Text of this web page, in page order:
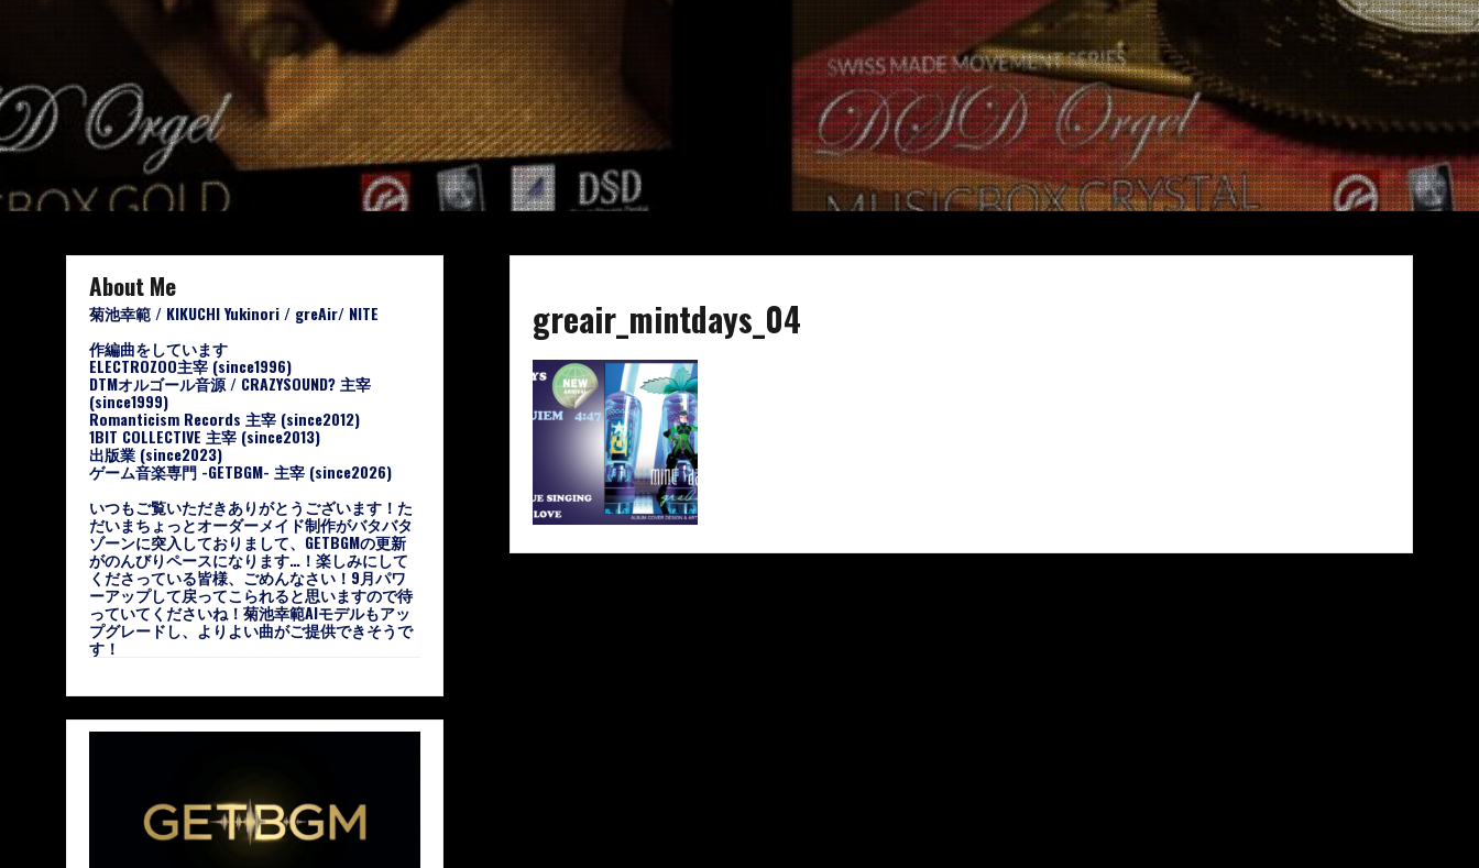
greair_mintdays_04
About Me
菊池幸範 / KIKUCHI Yukinori / greAir/ NITE
作編曲をしています
ELECTROZOO主宰 (since1996)
DTMオルゴール音源 / CRAZYSOUND? 主宰
(since1999)
Romanticism Records 主宰 (since2012)
1BIT COLLECTIVE 主宰 (since2013)
出版業 (since2023)
ゲーム音楽専門 -GETBGM- 主宰 (since2026)
いつもご覧いただきありがとうございます！た
だいまちょっとオーダーメイド制作がバタバタ
ゾーンに突入しておりまして、GETBGMの更新
がのんびりペースになります…！楽しみにして
くださっている皆様、ごめんなさい！9月パワ
ーアップして戻ってこられると思いますので待
っていてくださいね！菊池幸範AIモデルもアッ
プグレードし、よりよい曲がご提供できそうで
す！